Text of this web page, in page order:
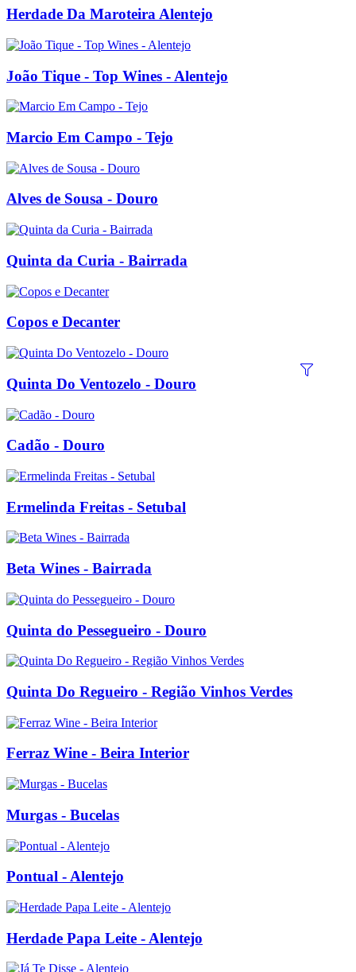
Herdade Da Maroteira Alentejo
João Tique - Top Wines - Alentejo
Marcio Em Campo - Tejo
Alves de Sousa - Douro
Quinta da Curia - Bairrada
Copos e Decanter
Quinta Do Ventozelo - Douro
Cadão - Douro
Ermelinda Freitas - Setubal
Beta Wines - Bairrada
Quinta do Pessegueiro - Douro
Quinta Do Regueiro - Região Vinhos Verdes
Ferraz Wine - Beira Interior
Murgas - Bucelas
Pontual - Alentejo
Herdade Papa Leite - Alentejo